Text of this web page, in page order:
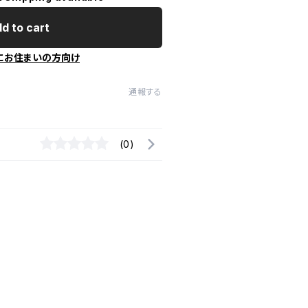
to cart
お住まいの方向け
通報する
(0)